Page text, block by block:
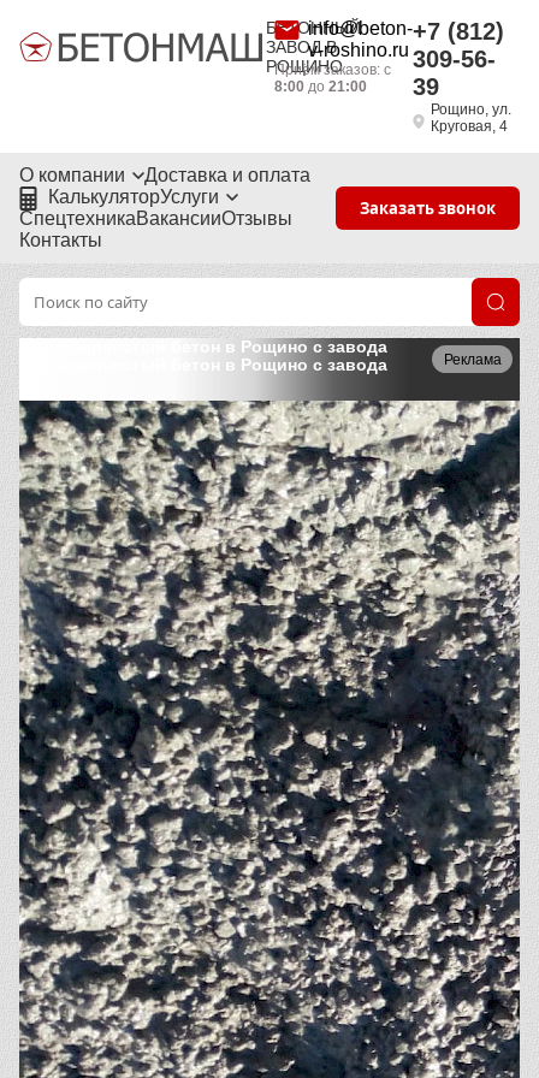
БЕТОННЫЙ
ЗАВОД В
РОЩИНО
info@beton-
v-roshino.ru
Приём заказов: с
8:00 до21:00
+7 (812)
309-56-
39
Рощино, ул.
Круговая, 4
О компании
Доставка и оплата
КалькуляторУслуги
СпецтехникаВакансииОтзывы
Контакты
Заказать звонок
Реклама
Мелкозернистый бетон в Рощино с завода
Мелкозернистый бетон в Рощино с завода